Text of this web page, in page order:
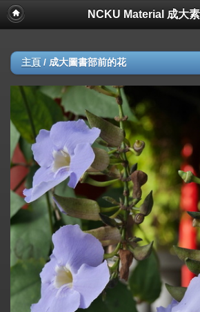
NCKU Material 成大
主頁 / 成大圖書部前的花